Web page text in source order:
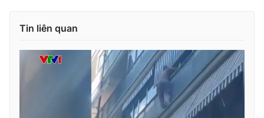
® Cấm sao chép dưới mọi hình thức nếu không có sự chấp
thuận bằng văn bản. Ghi rõ nguồn VTV.vn khi phát hành lại
thông tin từ website này.
Tin liên quan